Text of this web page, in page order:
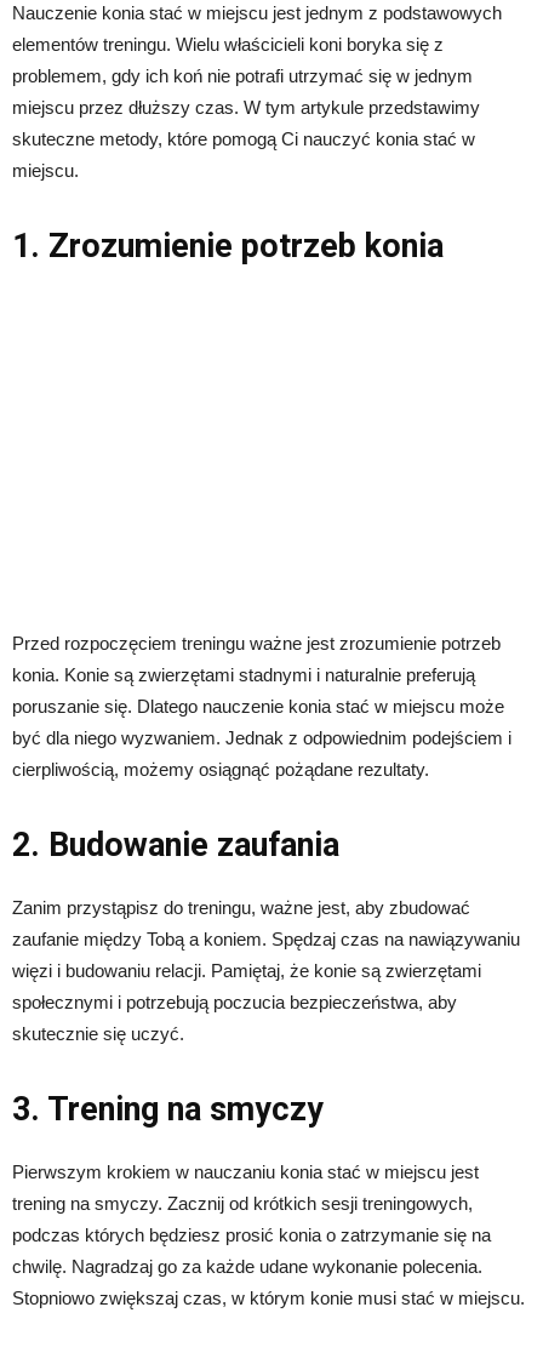
Nauczenie konia stać w miejscu jest jednym z podstawowych
elementów treningu. Wielu właścicieli koni boryka się z
problemem, gdy ich koń nie potrafi utrzymać się w jednym
miejscu przez dłuższy czas. W tym artykule przedstawimy
skuteczne metody, które pomogą Ci nauczyć konia stać w
miejscu.
1. Zrozumienie potrzeb konia
Przed rozpoczęciem treningu ważne jest zrozumienie potrzeb
konia. Konie są zwierzętami stadnymi i naturalnie preferują
poruszanie się. Dlatego nauczenie konia stać w miejscu może
być dla niego wyzwaniem. Jednak z odpowiednim podejściem i
cierpliwością, możemy osiągnąć pożądane rezultaty.
2. Budowanie zaufania
Zanim przystąpisz do treningu, ważne jest, aby zbudować
zaufanie między Tobą a koniem. Spędzaj czas na nawiązywaniu
więzi i budowaniu relacji. Pamiętaj, że konie są zwierzętami
społecznymi i potrzebują poczucia bezpieczeństwa, aby
skutecznie się uczyć.
3. Trening na smyczy
Pierwszym krokiem w nauczaniu konia stać w miejscu jest
trening na smyczy. Zacznij od krótkich sesji treningowych,
podczas których będziesz prosić konia o zatrzymanie się na
chwilę. Nagradzaj go za każde udane wykonanie polecenia.
Stopniowo zwiększaj czas, w którym konie musi stać w miejscu.